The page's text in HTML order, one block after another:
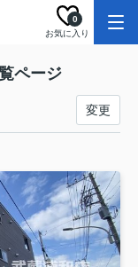
お気に入り
0
ページ
変更